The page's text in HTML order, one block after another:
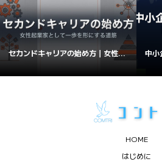
セカンドキャリアの始め方｜女性... 中小
HOME
はじめに